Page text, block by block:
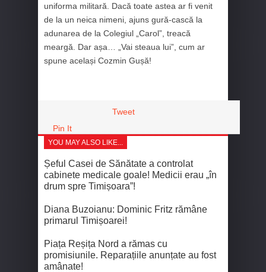
uniforma militară. Dacă toate astea ar fi venit
de la un neica nimeni, ajuns gură-cască la
adunarea de la Colegiul „Carol”, treacă
meargă. Dar așa… „Vai steaua lui”, cum ar
spune același Cozmin Gușă!
Tweet
Pin It
YOU MAY ALSO LIKE...
Șeful Casei de Sănătate a controlat
cabinete medicale goale! Medicii erau „în
drum spre Timișoara”!
Diana Buzoianu: Dominic Fritz rămâne
primarul Timișoarei!
Piața Reșița Nord a rămas cu
promisiunile. Reparațiile anunțate au fost
amânate!